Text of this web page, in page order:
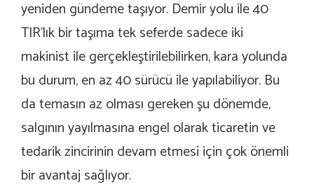
yeniden gündeme taşıyor. Demir yolu ile 40
TIR’lık bir taşıma tek seferde sadece iki
makinist ile gerçekleştirilebilirken, kara yolunda
bu durum, en az 40 sürücü ile yapılabiliyor. Bu
da temasın az olması gereken şu dönemde,
salgının yayılmasına engel olarak ticaretin ve
tedarik zincirinin devam etmesi için çok önemli
bir avantaj sağlıyor.